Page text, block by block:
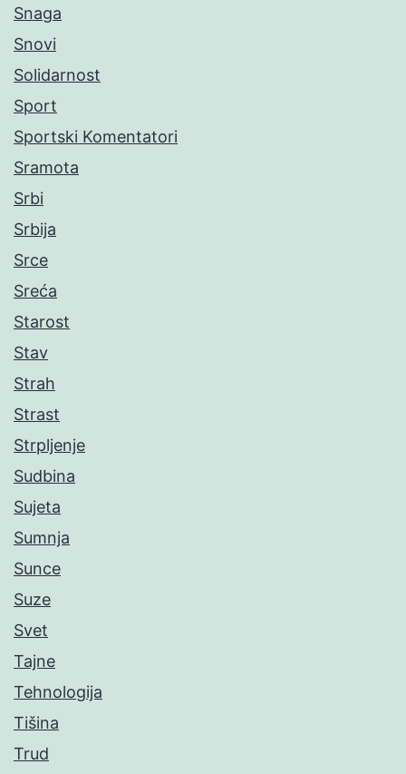
Snaga
Snovi
Solidarnost
Sport
Sportski Komentatori
Sramota
Srbi
Srbija
Srce
Sreća
Starost
Stav
Strah
Strast
Strpljenje
Sudbina
Sujeta
Sumnja
Sunce
Suze
Svet
Tajne
Tehnologija
Tišina
Trud